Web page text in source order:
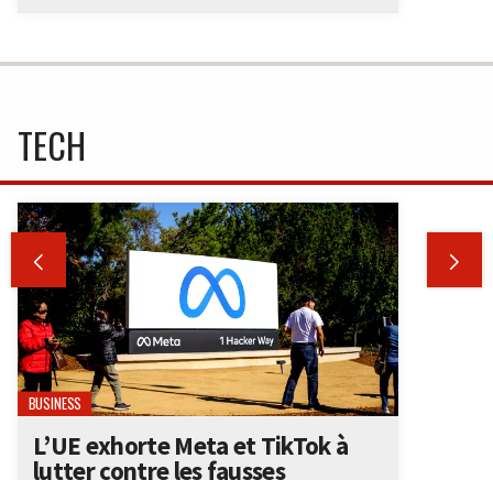
TECH
 
BUSINESS
L’UE exhorte Meta et TikTok à
lutter contre les fausses